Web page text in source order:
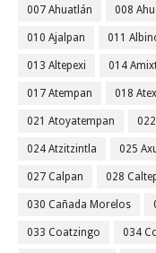
007 Ahuatlán 008
010 Ajalpan 011
013 Altepexi 014
017 Atempan 018
021 Atoyatempan
024 Atzitzintla 025
027 Calpan 028
030 Cañada Morelos
033 Coatzingo 034